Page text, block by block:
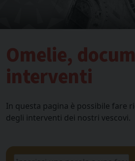
Omelie,
interventi
In questa pagina è possibile fare
degli interventi dei nostri vescovi.